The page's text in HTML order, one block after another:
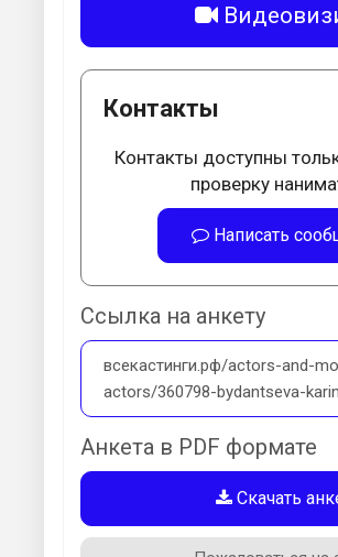
Контакты
Контакты доступны
проверку
Написать
Ссылка на анкету
всекастинги.рф/actors-and-
actors/360798-bydantseva-
Анкета в PDF формате
Скачать